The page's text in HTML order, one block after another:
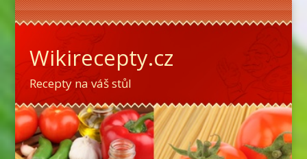
Wikirecepty.cz
Recepty na váš stůl